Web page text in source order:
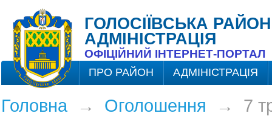
ГОЛОСІЇВСЬКА
АДМІНІСТРАЦІЯ
ОФІЦІЙНИЙ ІНТЕРНЕТ-ПОРТАЛ
ПРО РАЙОН АДМІНІСТРАЦІЯ
Головна→ Оголошення → 7